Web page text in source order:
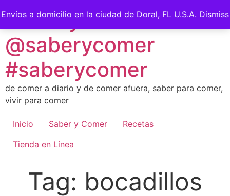
Envíos a domicilio en la ciudad de Doral, FL U.S.A. Dismiss
to
content
Saber y Comer -
@saberycomer
#saberycomer
de comer a diario y de comer afuera, saber para comer,
vivir para comer
Inicio Saber y Comer
Recetas
Tienda en Línea
Tag: bocadillos